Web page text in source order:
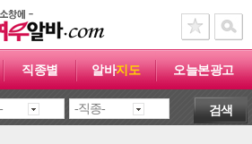
직종별 알바지도 오늘본광고
검색